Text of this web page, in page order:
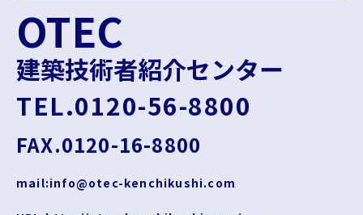
OTEC
建築技術者紹介センター
TEL.0120-56-8800
FAX.0120-16-8800
mail:info@otec-kenchikushi.com